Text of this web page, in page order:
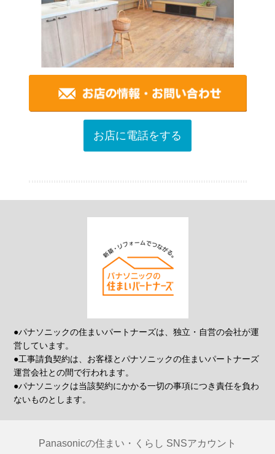
お店に電話をする
●パナソニックの住まいパートナーズは、独立・自営の会社が運
営しています。
●工事請負契約は、お客様とパナソニックの住まいパートナーズ
運営会社との間で行われます。
●パナソニックは当該契約にかかる一切の事項につき責任を負わ
ないものとします。
Panasonicの住まい・くらし SNSアカウント